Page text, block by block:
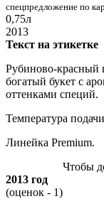
спецпредложение по
0,75л
2013
Текст на этикетке
Рубиново-красный
богатый букет с
оттенками специй.
Температура
Линейка Premium.
Чтобы
2013 год
(оценок - 1)